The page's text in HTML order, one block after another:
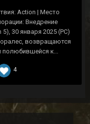
Action | Место
Внедрение
30 января 2025 (PC)
возвращаются
к...
4